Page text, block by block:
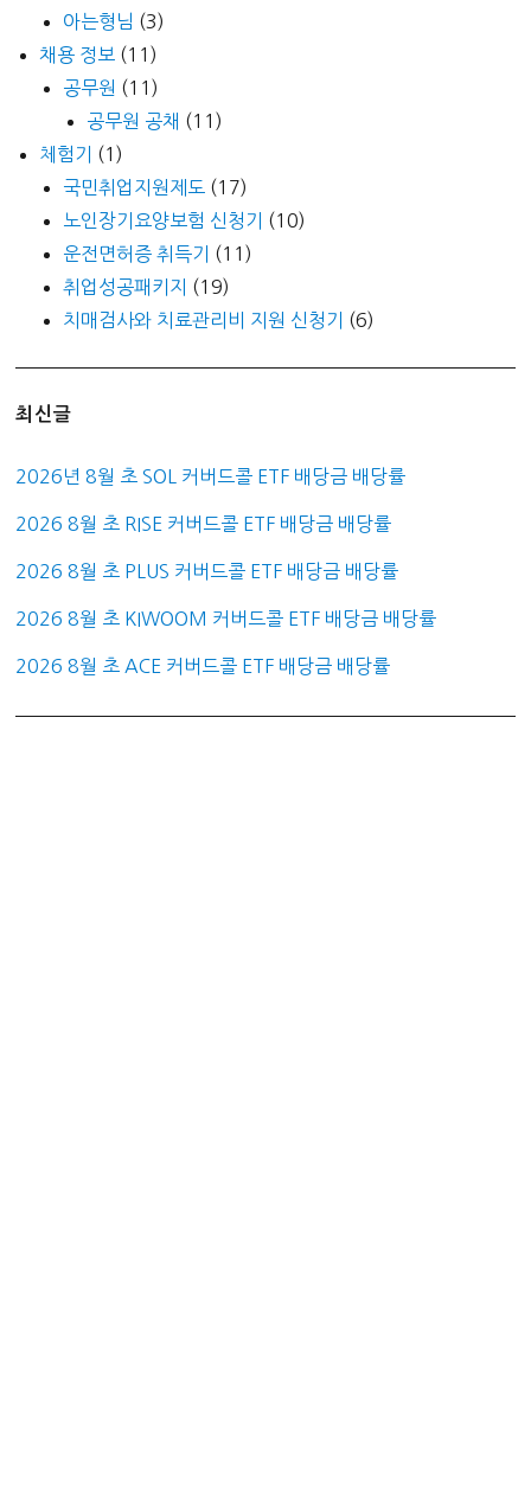
아는형님 (3)
채용 정보 (11)
공무원 (11)
공무원 공채 (11)
체험기
(1)
국민취업지원제도 (17)
노인장기요양보험 신청기
(10)
운전면허증 취득기
(11)
취업성공패키지
(19)
치매검사와 치료관리비 지원 신청기
(6)
최신글
2026년 8월 초 SOL 커버드콜 ETF 배당금 배당률
2026 8월 초 RISE 커버드콜 ETF 배당금 배당률
2026 8월 초 PLUS 커버드콜 ETF 배당금 배당률
2026 8월 초 KIWOOM 커버드콜 ETF 배당금 배당률
2026 8월 초 ACE 커버드콜 ETF 배당금 배당률